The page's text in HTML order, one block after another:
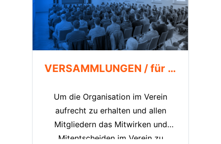
ein sicheres, bewusstes und freies
Tanzen. Darüber hinaus besteht die
Möglichkeit zur Teilnahme an
Tanzsworkshops, in denen der
neuen Tänzen liegt. Tänze wie
DiskoFox, Rock’n’Roll uvm.“
erweitern das Tanzrepertoire und
schaffen gleichzeitig Verbindungen
VERSAMMLUNGEN / für Mitglieder
Um die Organisation im Verein
aufrecht zu erhalten und allen
Mitgliedern das Mitwirken und
Mitentscheiden im Verein zu